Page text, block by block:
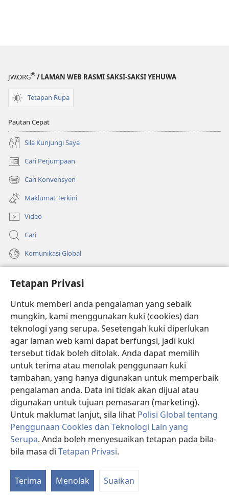
Tetapan Privasi
Untuk memberi anda pengalaman yang sebaik
mungkin, kami menggunakan kuki (cookies) dan
teknologi yang serupa. Sesetengah kuki diperlukan
agar laman web kami dapat berfungsi, jadi kuki
tersebut tidak boleh ditolak. Anda dapat memilih
untuk terima atau menolak penggunaan kuki
tambahan, yang hanya digunakan untuk memperbaik
pengalaman anda. Data ini tidak akan dijual atau
digunakan untuk tujuan pemasaran (marketing).
Untuk maklumat lanjut, sila lihat Polisi Global tentang
Penggunaan Cookies dan Teknologi Lain yang
Serupa. Anda boleh menyesuaikan tetapan pada bila-
bila masa di Tetapan Privasi.
Terima Menolak Suaikan
JW.ORG® / LAMAN WEB RASMI SAKSI-SAKSI YEHUWA
Tetapan Rupa
Pautan Cepat
Sila Kunjungi Saya
Cari Perjumpaan
(membuka
tetingkap
baharu)
Cari Konvensyen
(membuka
tetingkap
baharu)
Maklumat Terkini
Video
Cari
Komunikasi Global
(membuka
tetingkap
baharu)PERPUSTAKAAN DALAM TALIAN Watchtower
(membuka
tetingkap
baharu)JW Hub
(membuka
tetingkap
baharu)
®
Watchtower Library®
Copyright© 2026 Watch Tower Bible and Tract Society of Pennsylvania.
SYARAT PENGGUNAAN | POLISI PRIVASI